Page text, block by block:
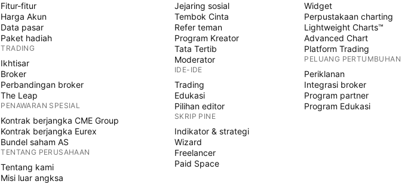
Fitur-fitur
Harga Akun
Data pasar
Paket hadiah
TRADING
Ikhtisar
Broker
Perbandingan broker
The Leap
PENAWARAN SPESIAL
Kontrak berjangka CME Group
Kontrak berjangka Eurex
Bundel saham AS
TENTANG PERUSAHAAN
Tentang kami
Misi luar angksa
Jejaring sosial
Tembok Cinta
Refer teman
Program Kreator
Tata Tertib
Moderator
IDE-IDE
Trading
Edukasi
Pilihan editor
SKRIP PINE
Indikator & strategi
Wizard
Freelancer
Paid Space
Widget
Perpustakaan charting
Lightweight Charts™
Advanced Chart
Platform Trading
PELUANG PERTUMBUHAN
Periklanan
Integrasi broker
Program partner
Program Edukasi